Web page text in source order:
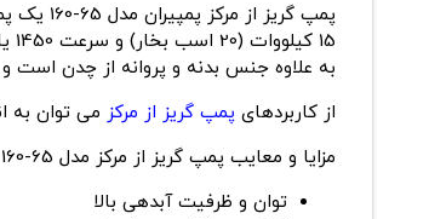
پمپ
به علاوه جنس بدنه و پروانه از چدن است و ارتفاع
از کاربردهای پمپ گریز از مرکز می توان به
مزایا و معایب پمپ گریز از مرکز مدل 65-160
توان و ظرفیت آبدهی بالا